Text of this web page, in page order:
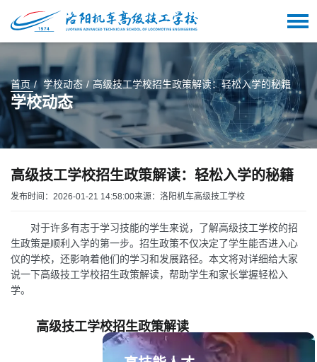
首页 学校动态 高级技工学校招生政策解读：轻松入学的秘籍
学校动态
高级技工学校招生政策解读：轻松入学的秘籍
发布时间：2026-01-21 14:58:00来源：洛阳机车高级技工学校
对于许多有志于学习技能的学生来说，了解高级技工学校的招
生政策是顺利入学的第一步。招生政策不仅决定了学生能否进入心
仪的学校，还影响着他们的学习和发展路径。本文将对详细给大家
说一下高级技工学校招生政策解读，帮助学生和家长掌握轻松入
学。
高级技工学校招生政策解读
高技能人才